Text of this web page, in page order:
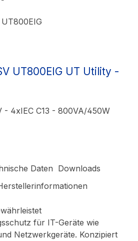
UT800EIG
UT800EIG UT Utility -
- 4xIEC C13 - 800VA/450W
Daten Downloads
für IT-Geräte wie
Netzwerkgeräte. Konzipiert